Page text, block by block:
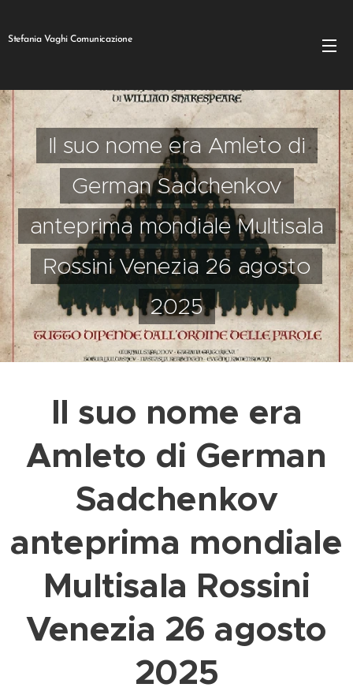
Stefania Vaghi Comunicazione
Il suo nome era Amleto di
German Sadchenkov
anteprima mondiale Multisala
Rossini Venezia 26 agosto
2025
Il suo nome era
Amleto di German
Sadchenkov
anteprima mondiale
Multisala Rossini
Venezia 26 agosto
2025